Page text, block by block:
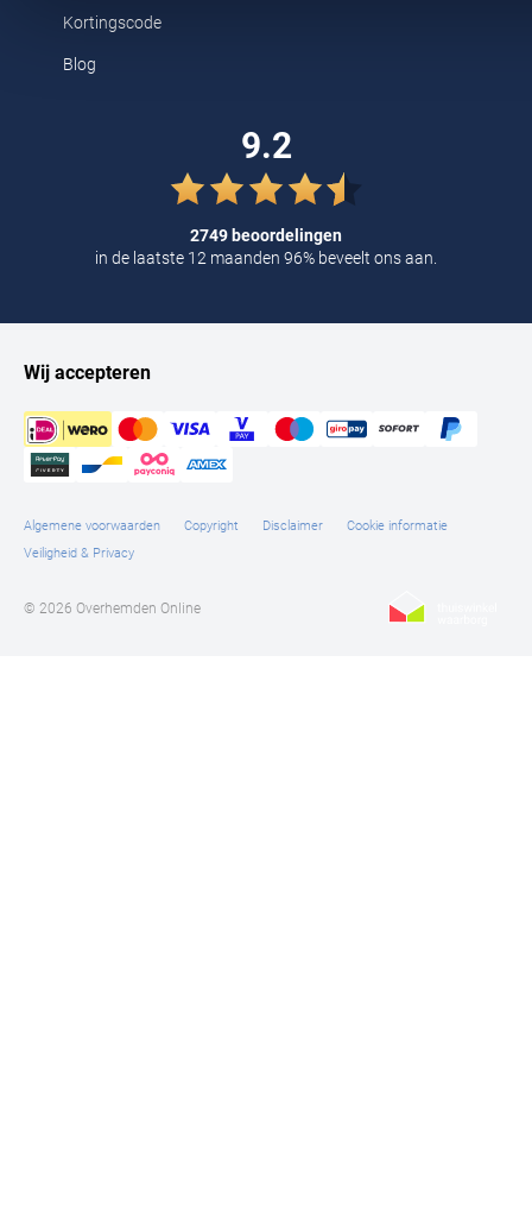
Alle Merken
Kortingscode
Blog
9.2
2749 beoordelingen
in de laatste 12 maanden 96% beveelt ons aan.
Wij accepteren
Algemene voorwaarden Copyright Disclaimer
Cookie informatie
Veiligheid & Privacy
© 2026 Overhemden Online